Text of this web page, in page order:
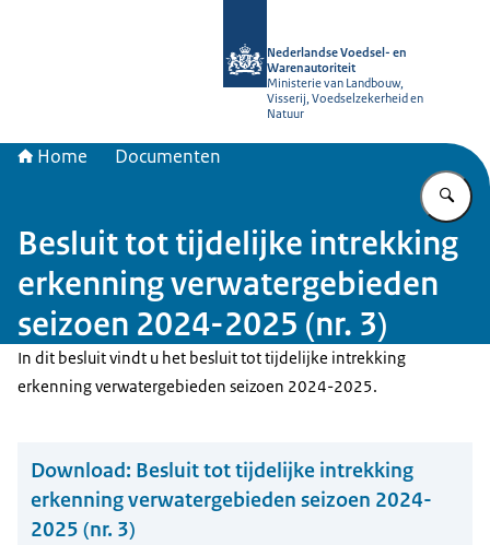
Nederlandse Voedsel- en
Warenautoriteit
Ministerie van Landbouw,
Visserij, Voedselzekerheid en
Natuur
Home Documenten
Besluit tot tijdelijke intrekking
erkenning verwatergebieden
seizoen 2024-2025 (nr. 3)
In dit besluit vindt u het besluit tot tijdelijke intrekking
erkenning verwatergebieden seizoen 2024-2025.
Download: Besluit tot tijdelijke intrekking
erkenning verwatergebieden seizoen 2024-
2025 (nr. 3)